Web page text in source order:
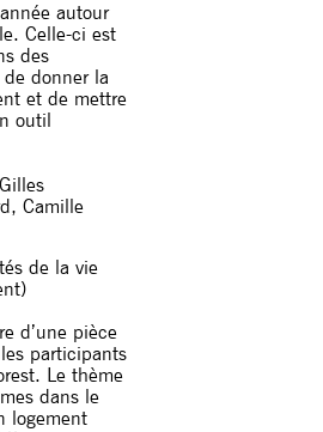
autour
Celle-ci est
des
de donner la
et de mettre
outil
Camille
de la vie
d’une pièce
participants
Le thème
dans le
logement